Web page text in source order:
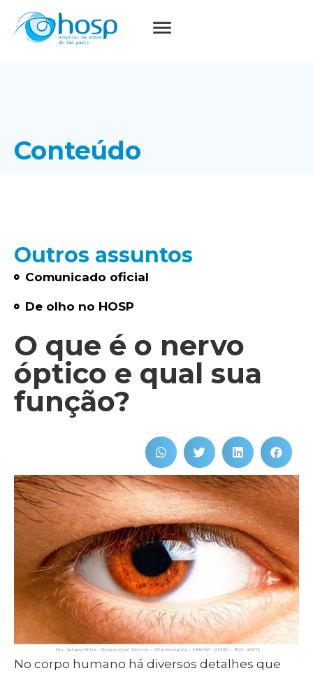
Conteúdo
Outros assuntos
Comunicado oficial
De olho no HOSP
O que é o nervo
óptico e qual sua
função?
No corpo humano há diversos detalhes que